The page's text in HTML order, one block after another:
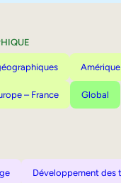
– France Global
Développement des